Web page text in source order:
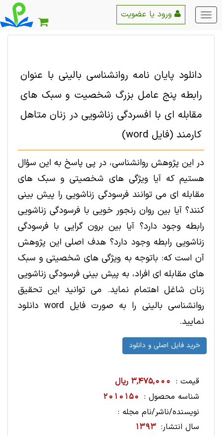
منو
اصلی
دانلود پایان نامه روانشناسی بالینی با عنوان
رابطه پنج عامل بزرگ شخصیت و سبک های
مقابله ای با افسردگی زناشویی در زنان متاهل
کارمند (فایل word)
در این پژوهش روانشناسی، در پی پاسخ به این سؤال
هستیم که آیا ویژگی های شخصیتی و سبک های
مقابله ای می توانند فرسودگی زناشویی را پیش بینی
کنند؟ آیا بین روان رنجور خویی با فرسودگی زناشویی
رابطه وجود دارد؟ آیا بین برون گرایی با فرسودگی
زناشویی رابطه وجود دارد؟ هدف اصلی این پژوهش
آن است که: باتوجه به ویژگی های شخصیتی و سبک
های مقابله ای افراد، به پیش بینی فرسودگی زناشویی
زنان شاغل اهتمام نماید. می توانید این تحقیق
روانشناسی بالینی را به صورت فایل word دانلود
نمایید.
قیمت : 3,475,000 ریال
شناسه محصول : 2010150
نویسنده/ناشر/نام مجله :
سال انتشار: 1393